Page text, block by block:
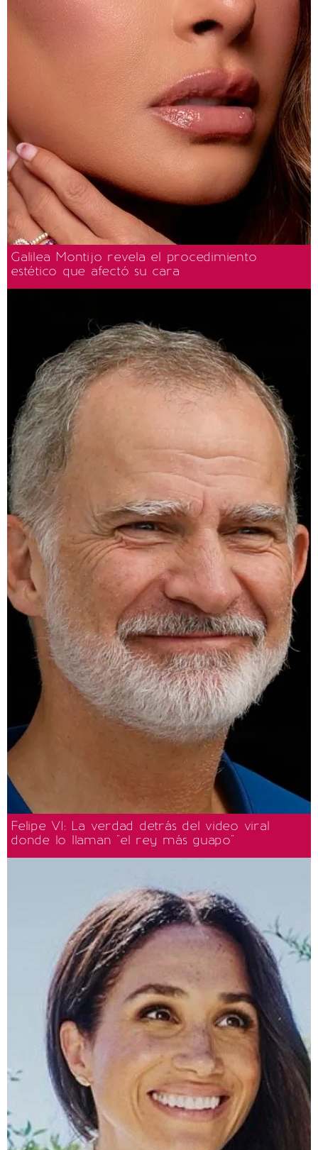
Galilea Montijo revela el procedimiento
estético que afectó su cara
Felipe VI: La verdad detrás del video viral
donde lo llaman "el rey más guapo"